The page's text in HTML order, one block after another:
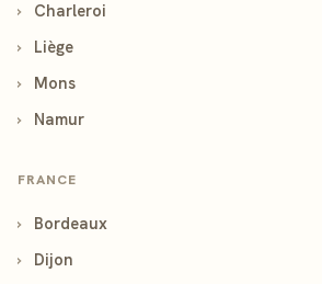
›
Charleroi
›
Liège
›
Mons
›
Namur
FRANCE
›
Bordeaux
›
Dijon